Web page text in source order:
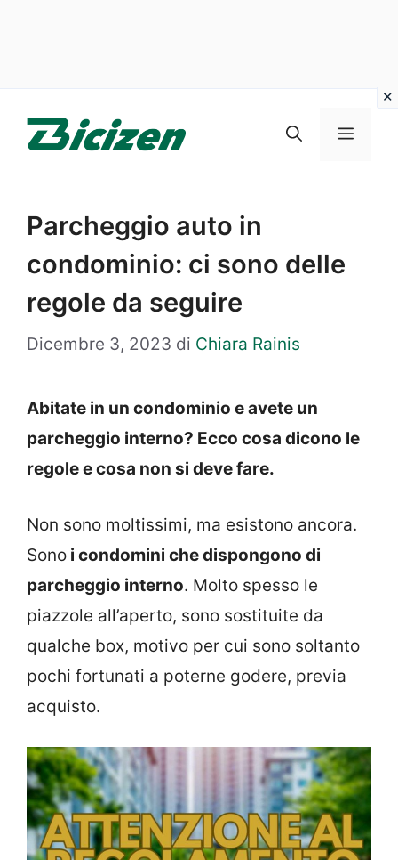
Menu
Parcheggio auto in
condominio: ci sono delle
regole da seguire
Dicembre 3, 2023 di Chiara Rainis
Abitate in un condominio e avete un
parcheggio interno? Ecco cosa dicono le
regole e cosa non si deve fare.
Non sono moltissimi, ma esistono ancora.
Sono i condomini che dispongono di
parcheggio interno. Molto spesso le
piazzole all’aperto, sono sostituite da
qualche box, motivo per cui sono soltanto
pochi fortunati a poterne godere, previa
acquisto.